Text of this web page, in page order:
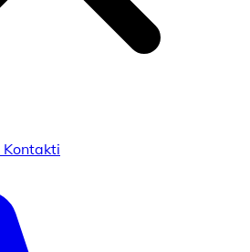
Kontakti